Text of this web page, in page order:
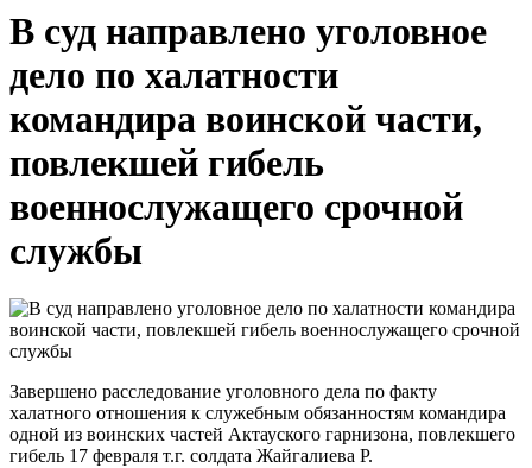
В суд направлено уголовное
дело по халатности
командира воинской части,
повлекшей гибель
военнослужащего срочной
службы
Завершено расследование уголовного дела по факту
халатного отношения к служебным обязанностям командира
одной из воинских частей Актауского гарнизона, повлекшего
гибель 17 февраля т.г. солдата Жайгалиева Р.